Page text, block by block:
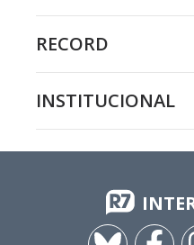
RECORD
INSTITUCIONAL